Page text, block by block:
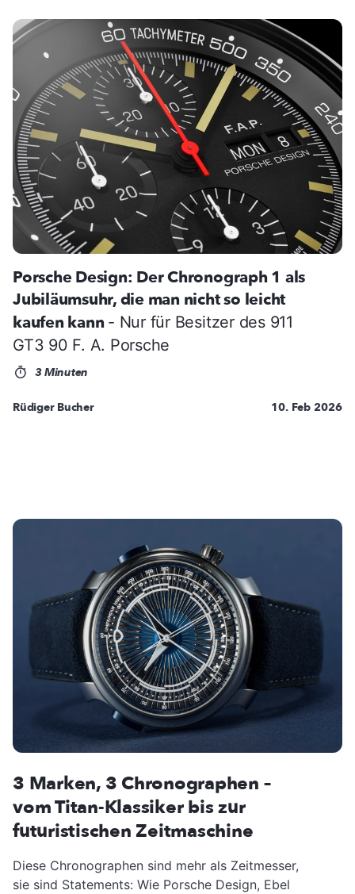
Porsche Design: Der Chronograph 1 als
Jubiläumsuhr, die man nicht so leicht
kaufen kann - Nur für Besitzer des 911
GT3 90 F. A. Porsche
3 Minuten
Rüdiger Bucher 10. Feb 2026
3 Marken, 3 Chronographen –
vom Titan-Klassiker bis zur
futuristischen Zeitmaschine
Diese Chronographen sind mehr als Zeitmesser,
sie sind Statements: Wie Porsche Design, Ebel